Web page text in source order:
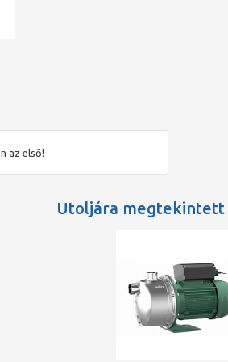
az első!
Utoljára